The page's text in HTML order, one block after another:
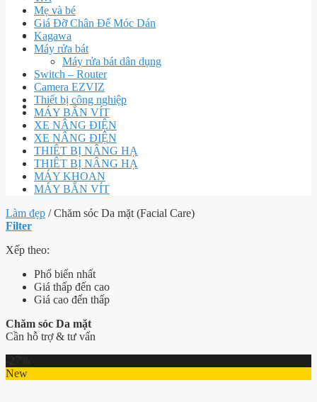
Mẹ và bé
Giá Đỡ Chân Đế Móc Dán
Kagawa
Máy rửa bát
Máy rửa bát dân dụng
Switch – Router
Camera EZVIZ
Thiết bị công nghiệp
MÁY BẮN VÍT
XE NÂNG ĐIỆN
XE NÂNG ĐIỆN
THIÊT BỊ NÂNG HẠ
THIÊT BỊ NÂNG HẠ
MÁY KHOAN
MÁY BẮN VÍT
Làm đẹp /Chăm sóc Da mặt (Facial Care)
Filter
Xếp theo:
Phổ biến nhất
Giá thấp đến cao
Giá cao đến thấp
Chăm sóc Da mặt
Cần hỗ trợ & tư vấn
New